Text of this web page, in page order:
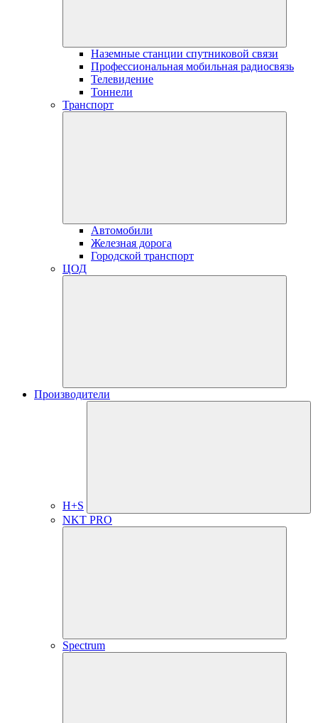
Наземные станции спутниковой связи
Профессиональная мобильная радиосвязь
Телевидение
Тоннели
Транспорт
Автомобили
Железная дорога
Городской транспорт
ЦОД
Производители
H+S
NKT PRO
Spectrum